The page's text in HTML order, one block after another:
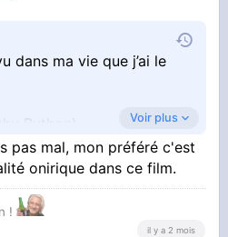
dans ma vie que j’ai le
Python)
dont La Haine
Voir plus
pas mal, mon préféré c'est
onirique dans ce film.
!
il y a 2 mois